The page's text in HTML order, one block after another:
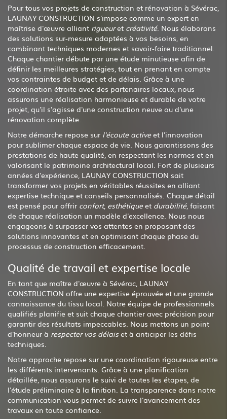
Pour tous vos projets de construction et rénovation à Sévérac,
LAUNAY CONSTRUCTION s'impose comme un expert en
maîtrise d'œuvre alliant rigueuret créativité. Nous élaborons
des solutions sur-mesure adaptées à vos besoins, en
combinant techniques modernes et savoir-faire traditionnel.
Chaque chantier débute par une étude minutieuse afin de
définir les meilleures stratégies, tout en prenant en compte
vos contraintes de budget et de délais. Grâce à une
coordination étroite avec des partenaires locaux, nous
assurons une réalisation harmonieuse et durable de votre
projet, qu'il s'agisse d'une construction neuve ou d'une
rénovation complète.
Notre démarche repose sur l'écoute activeet l'innovation
pour sublimer chaque espace de vie. Nous garantissons des
prestations de haute qualité, en respectant les normes et en
valorisant le patrimoine architectural local. Fort de plusieurs
années d'expérience, LAUNAY CONSTRUCTION sait
transformer vos projets en véritables réussites en alliant
expertise technique et conseils personnalisés. Chaque détail
est pensé pour offrir confort, esthétiqueet durabilité, faisant
de chaque réalisation un modèle d'excellence. Nous nous
engageons à surpasser vos attentes en proposant des
solutions innovantes et en optimisant chaque phase du
processus de construction efficacement.
Qualité de travail et expertise locale
En tant que maître d'œuvre à Sévérac, LAUNAY
CONSTRUCTION offre une expertise éprouvée et une grande
connaissance du tissu local. Notre équipe de professionnels
qualifiés planifie et suit chaque chantier avec précision pour
garantir des résultats impeccables. Nous mettons un point
d'honneur à respecter vos délaiset à anticiper les défis
techniques.
Notre approche repose sur une coordination rigoureuse entre
les différents intervenants. Grâce à une planification
détaillée, nous assurons le suivi de toutes les étapes, de
l'étude préliminaire à la finition. La transparence dans notre
communication vous permet de suivre l'avancement des
travaux en toute confiance.